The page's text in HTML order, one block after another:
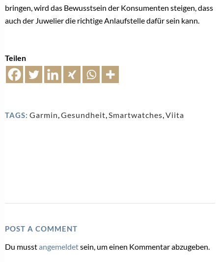
bringen, wird das Bewusstsein der Konsumenten steigen, dass
auch der Juwelier die richtige Anlaufstelle dafür sein kann.
Teilen
TAGS: Garmin,Gesundheit,Smartwatches,Viita
POST A COMMENT
Du musstangemeldetsein, um einen Kommentar abzugeben.